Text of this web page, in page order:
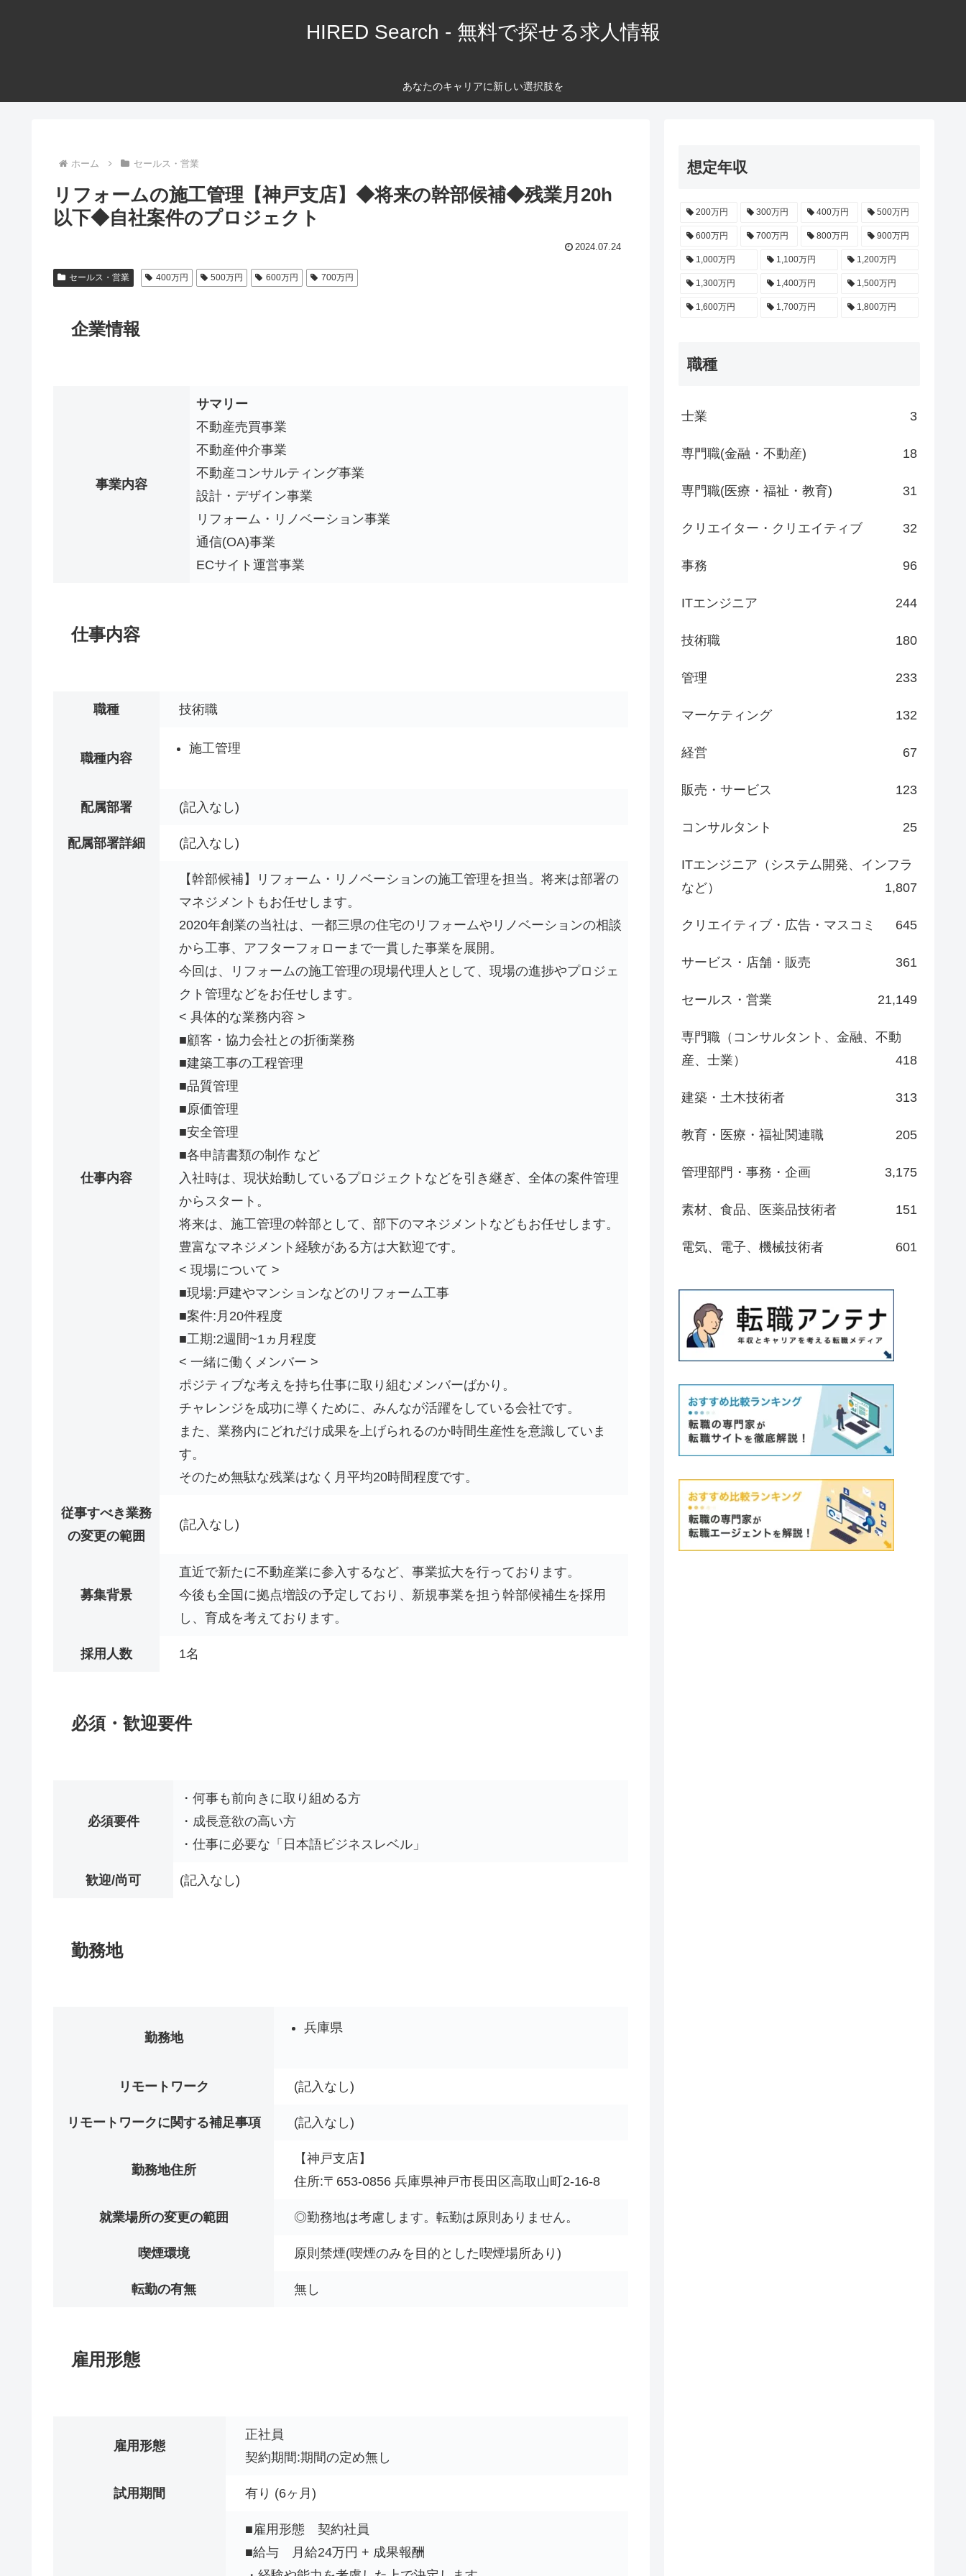
HIRED Search - 無料で探せる求人情報
あなたのキャリアに新しい選択肢を
ホーム セールス・営業
リフォームの施工管理【神戸支店】◆将来の幹部候補◆残業月20h
以下◆自社案件のプロジェクト
2024.07.24
セールス・営業 400万円 500万円 600万円 700万円
企業情報
事業内容
サマリー
不動産売買事業
不動産仲介事業
不動産コンサルティング事業
設計・デザイン事業
リフォーム・リノベーション事業
通信(OA)事業
ECサイト運営事業
仕事内容
職種 技術職
職種内容
施工管理
配属部署 (記入なし)
配属部署詳細 (記入なし)
仕事内容
【幹部候補】リフォーム・リノベーションの施工管理を担当。将来は部署の
マネジメントもお任せします。
2020年創業の当社は、一都三県の住宅のリフォームやリノベーションの相談
から工事、アフターフォローまで一貫した事業を展開。
今回は、リフォームの施工管理の現場代理人として、現場の進捗やプロジェ
クト管理などをお任せします。
< 具体的な業務内容 >
■顧客・協力会社との折衝業務
■建築工事の工程管理
■品質管理
■原価管理
■安全管理
■各申請書類の制作 など
入社時は、現状始動しているプロジェクトなどを引き継ぎ、全体の案件管理
からスタート。
将来は、施工管理の幹部として、部下のマネジメントなどもお任せします。
豊富なマネジメント経験がある方は大歓迎です。
< 現場について >
■現場:戸建やマンションなどのリフォーム工事
■案件:月20件程度
■工期:2週間~1ヵ月程度
< 一緒に働くメンバー >
ポジティブな考えを持ち仕事に取り組むメンバーばかり。
チャレンジを成功に導くために、みんなが活躍をしている会社です。
また、業務内にどれだけ成果を上げられるのか時間生産性を意識していま
す。
そのため無駄な残業はなく月平均20時間程度です。
従事すべき業務
の変更の範囲
(記入なし)
募集背景
直近で新たに不動産業に参入するなど、事業拡大を行っております。
今後も全国に拠点増設の予定しており、新規事業を担う幹部候補生を採用
し、育成を考えております。
採用人数 1名
必須・歓迎要件
必須要件
・何事も前向きに取り組める方
・成長意欲の高い方
・仕事に必要な「日本語ビジネスレベル」
歓迎/尚可 (記入なし)
勤務地
勤務地
兵庫県
リモートワーク (記入なし)
リモートワークに関する補足事項 (記入なし)
勤務地住所
【神戸支店】
住所:〒653-0856 兵庫県神戸市長田区高取山町2-16-8
就業場所の変更の範囲 ◎勤務地は考慮します。転勤は原則ありません。
喫煙環境 原則禁煙(喫煙のみを目的とした喫煙場所あり)
転勤の有無 無し
雇用形態
雇用形態
正社員
契約期間:期間の定め無し
試用期間 有り (6ヶ月)
■雇用形態 契約社員
■給与 月給24万円 + 成果報酬
想定年収
200万円 300万円 400万円 500万円
600万円 700万円 800万円 900万円
1,000万円 1,100万円 1,200万円
1,300万円 1,400万円 1,500万円
1,600万円 1,700万円 1,800万円
職種
士業 3
専門職(金融・不動産) 18
専門職(医療・福祉・教育) 31
クリエイター・クリエイティブ 32
事務 96
ITエンジニア 244
技術職 180
管理 233
マーケティング 132
経営 67
販売・サービス 123
コンサルタント 25
ITエンジニア（システム開発、インフラ
など）
1,807
クリエイティブ・広告・マスコミ 645
サービス・店舗・販売 361
セールス・営業 21,149
専門職（コンサルタント、金融、不動
産、士業）
418
建築・土木技術者 313
教育・医療・福祉関連職 205
管理部門・事務・企画 3,175
素材、食品、医薬品技術者 151
電気、電子、機械技術者 601